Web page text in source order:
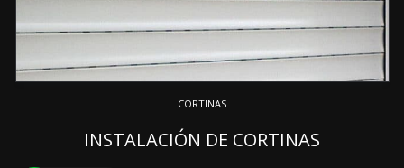
CORTINAS
INSTALACIÓN DE CORTINAS